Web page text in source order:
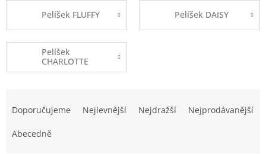
Pelíšek FLUFFY Pelíšek DAISY
Pelíšek
CHARLOTTE
Doporučujeme Nejlevnější Nejdražší Nejprodávanější
Abecedně